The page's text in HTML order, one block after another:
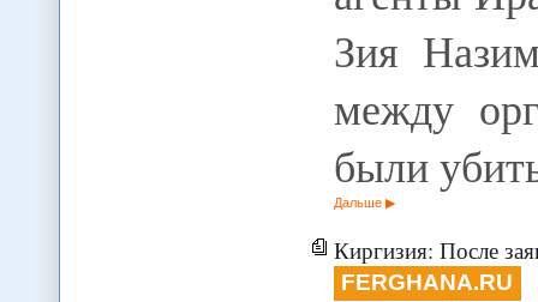
Зия
между
были
Дальше
Киргизия: После
FERGHANA.RU